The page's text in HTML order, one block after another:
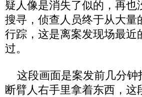
疑人像是消失了似的，再
搜寻，侦查人员终于从大
行踪，这是离案发现场最
过。
这段画面是案发前几分钟
断臂人右手里拿着东西，